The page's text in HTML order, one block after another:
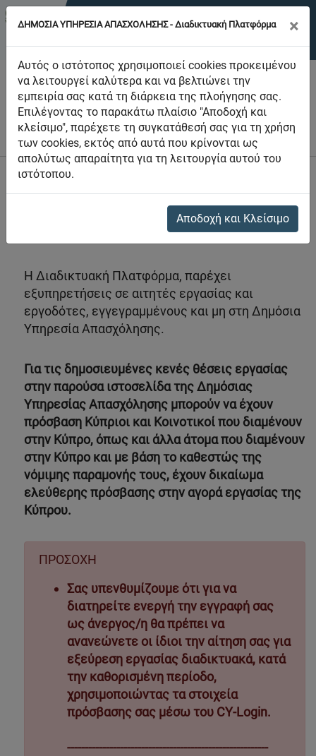
Αρχική Σελίδα
Καλωσορίσατε στη
Τμήματος Εργασίας, του Υπουργείου Εργασίας
και Κοινωνικών Ασφαλίσεων.
Η Διαδικτυακή Πλατφόρμα, παρέχει
εξυπηρετήσεις σε αιτητές εργασίας και
εργοδότες, εγγεγραμμένους και μη στη Δημόσια
Υπηρεσία Απασχόλησης.
Για τις δημοσιευμένες κενές θέσεις εργασίας
στην παρούσα ιστοσελίδα της Δημόσιας
Υπηρεσίας Απασχόλησης μπορούν να έχουν
πρόσβαση Κύπριοι και Κοινοτικοί που διαμένουν
στην Κύπρο, όπως και άλλα άτομα που διαμένουν
στην Κύπρο και με βάση το καθεστώς της
νόμιμης παραμονής τους, έχουν δικαίωμα
ελεύθερης πρόσβασης στην αγορά εργασίας της
Κύπρου.
ΠΡΟΣΟΧΗ
Σας υπενθυμίζουμε ότι για να
διατηρείτε ενεργή την εγγραφή σας
ως άνεργος/η θα πρέπει να
ανανεώνετε οι ίδιοι την αίτηση σας για
εξεύρεση εργασίας διαδικτυακά, κατά
την καθορισμένη περίοδο,
χρησιμοποιώντας τα στοιχεία
πρόσβασης σας μέσω του CY-Login.
---------------------------------------------------------
ΔΗΜΟΣΙΑ ΥΠΗΡΕΣΙΑ ΑΠΑΣΧΟΛΗΣΗΣ - Διαδικτυακή Πλατφόρμα ×
Αυτός ο ιστότοπος χρησιμοποιεί cookies προκειμένου
να λειτουργεί καλύτερα και να βελτιώνει την
εμπειρία σας κατά τη διάρκεια της πλοήγησης σας.
Επιλέγοντας το παρακάτω πλαίσιο "Αποδοχή και
κλείσιμο", παρέχετε τη συγκατάθεσή σας για τη χρήση
των cookies, εκτός από αυτά που κρίνονται ως
απολύτως απαραίτητα για τη λειτουργία αυτού του
ιστότοπου.
Αποδοχή και Κλείσιμο